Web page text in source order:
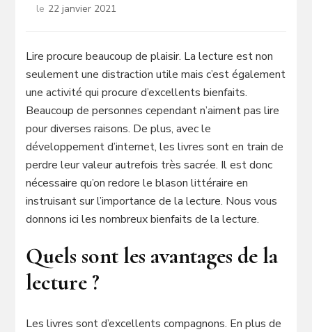
le 22 janvier 2021
Lire procure beaucoup de plaisir. La lecture est non
seulement une distraction utile mais c’est également
une activité qui procure d’excellents bienfaits.
Beaucoup de personnes cependant n’aiment pas lire
pour diverses raisons. De plus, avec le
développement d’internet, les livres sont en train de
perdre leur valeur autrefois très sacrée. Il est donc
nécessaire qu’on redore le blason littéraire en
instruisant sur l’importance de la lecture. Nous vous
donnons ici les nombreux bienfaits de la lecture.
Quels sont les avantages de la
lecture ?
Les livres sont d’excellents compagnons. En plus de